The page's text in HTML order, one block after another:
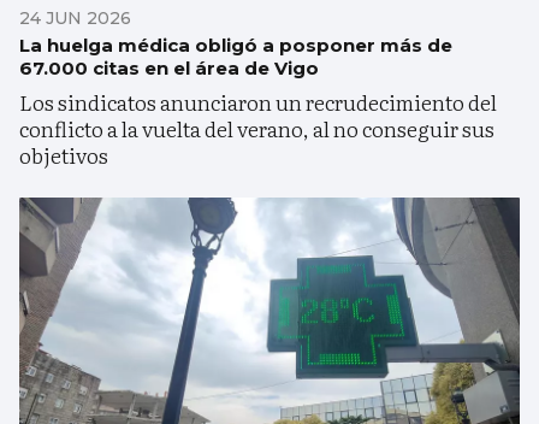
24 JUN 2026
La huelga médica obligó a posponer más de
67.000 citas en el área de Vigo
Los sindicatos anunciaron un recrudecimiento del
conflicto a la vuelta del verano, al no conseguir sus
objetivos